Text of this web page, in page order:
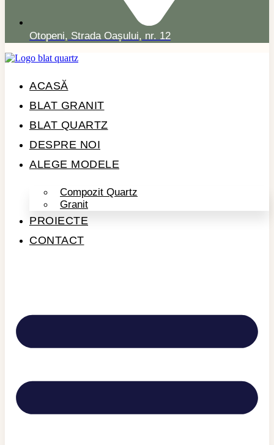
Otopeni, Strada Oașului, nr. 12
ACASĂ
BLAT GRANIT
BLAT QUARTZ
DESPRE NOI
ALEGE MODELE
Compozit Quartz
Granit
PROIECTE
CONTACT